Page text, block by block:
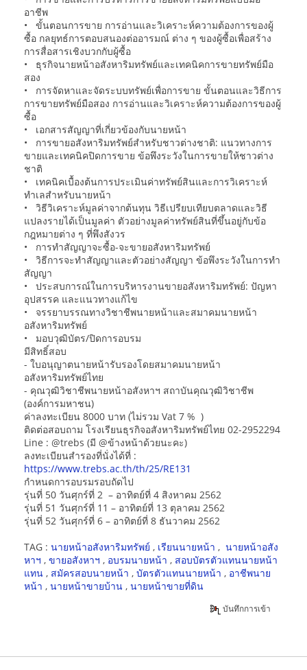
อาชีพ
• ขั้นตอนการขาย การอ่านและวิเคราะห์ความต้องการของผู้
ซื้อ กลยุทธ์การตอบสนองต่ออารมณ์ ต่าง ๆ ของผู้ซื้อเพื่อสร้าง
การสื่อสารเชิงบวกกับผู้ซื้อ
• ธุรกิจนายหน้าอสังหาริมทรัพย์และเทคนิคการขายทรัพย์มือ
สอง
• การจัดหาและจัดระบบทรัพย์เพื่อการขาย ขั้นตอนและวิธีการ
การขายทรัพย์มือสอง การอ่านและวิเคราะห์ความต้องการของผู้
ซื้อ
• เอกสารสัญญาที่เกี่ยวข้องกับนายหน้า
• การขายอสังหาริมทรัพย์สำหรับชาวต่างชาติ: แนวทางการ
ขายและเทคนิคปิดการขาย ข้อพึงระวังในการขายให้ชาวต่าง
ชาติ
• เทคนิคเบื้องต้นการประเมินค่าทรัพย์สินและการวิเคราะห์
ทำเลสำหรับนายหน้า
• วิธีวิเคราะห์มูลค่าจากต้นทุน วิธีเปรียบเทียบตลาดและวิธี
แปลงรายได้เป็นมูลค่า ตัวอย่างมูลค่าทรัพย์สินที่ขึ้นอยู่กับข้อ
กฎหมายต่าง ๆ ที่พึงสังวร
• การทำสัญญาจะซื้อ-จะขายอสังหาริมทรัพย์
• วิธีการจะทำสัญญาและตัวอย่างสัญญา ข้อพึงระวังในการทำ
สัญญา
• ประสบการณ์ในการบริหารงานขายอสังหาริมทรัพย์: ปัญหา
อุปสรรค และแนวทางแก้ไข
• จรรยาบรรณทางวิชาชีพนายหน้าและสมาคมนายหน้า
อสังหาริมทรัพย์
• มอบวุฒิบัตร/ปิดการอบรม
มีสิทธิ์สอบ
- ใบอนุญาตนายหน้ารับรองโดยสมาคมนายหน้า
อสังหาริมทรัพย์ไทย
- คุณวุฒิวิชาชีพนายหน้าอสังหาฯ สถาบันคุณวุฒิวิชาชีพ
(องค์การมหาชน)
ค่าลงทะเบียน 8000 บาท (ไม่รวม Vat 7 % )
ติดต่อสอบถาม โรงเรียนธุรกิจอสังหาริมทรัพย์ไทย 02-2952294
Line : @trebs (มี @ข้างหน้าด้วยนะคะ)
ลงทะเบียนสำรองที่นั่งได้ที่ :
https://www.trebs.ac.th/th/25/RE131
กำหนดการอบรมรอบถัดไป
รุ่นที่ 50 วันศุกร์ที่ 2 – อาทิตย์ที่ 4 สิงหาคม 2562
รุ่นที่ 51 วันศุกร์ที่ 11 – อาทิตย์ที่ 13 ตุลาคม 2562
รุ่นที่ 52 วันศุกร์ที่ 6 – อาทิตย์ที่ 8 ธันวาคม 2562
TAG : นายหน้าอสังหาริมทรัพย์ , เรียนนายหน้า , นายหน้าอสัง
หาฯ , ขายอสังหาฯ , อบรมนายหน้า , สอบบัตรตัวแทนนายหน้า
แทน , สมัครสอบนายหน้า , บัตรตัวแทนนายหน้า , อาชีพนาย
หน้า , นายหน้าขายบ้าน , นายหน้าขายที่ดิน
บันทึกการเข้า